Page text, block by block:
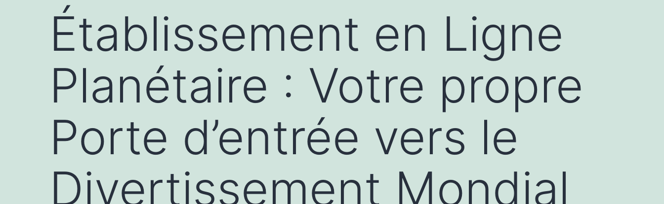
Établissement en Ligne
Planétaire : Votre propre
Porte d’entrée vers le
Divertissement Mondial